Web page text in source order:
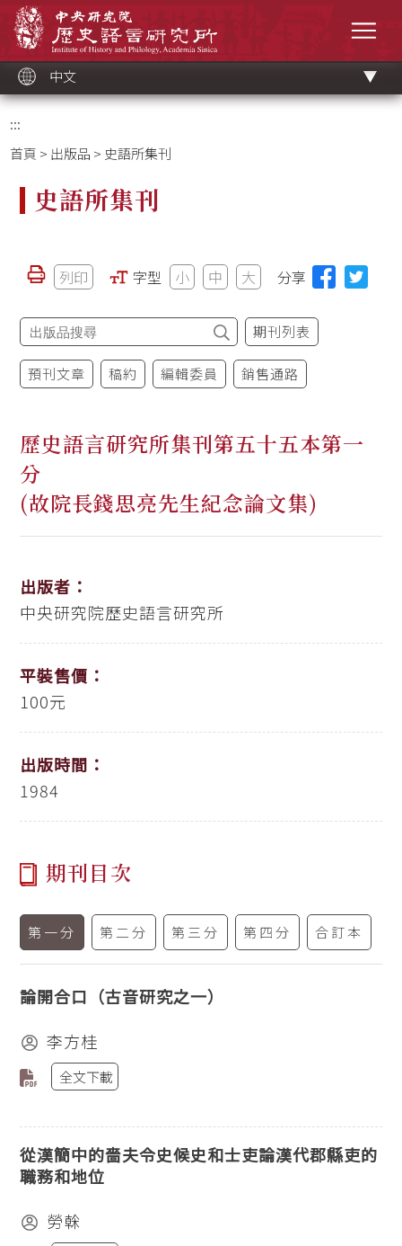
中文
:::
首頁 > 出版品 > 史語所集刊
史語所集刊
列印 字型 小 中 大 分享
期刊列表
預刊文章 稿約 編輯委員 銷售通路
歷史語言研究所集刊第五十五本第一
分
(故院長錢思亮先生紀念論文集)
出版者：
中央研究院歷史語言研究所
平裝售價：
100元
出版時間：
1984
期刊目次
第一分 第二分 第三分 第四分 合訂本
論開合口（古音研究之一）
李方桂
全文下載
從漢簡中的嗇夫令史候史和士吏論漢代郡縣吏的
職務和地位
勞榦